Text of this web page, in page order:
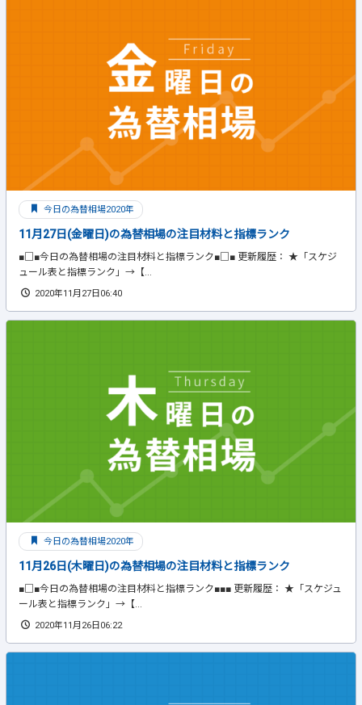
今日の為替相場2020年
11月27日(金曜日)の為替相場の注目材料と指標ランク
■□■今日の為替相場の注目材料と指標ランク■□■ 更新履歴： ★「スケジ
ュール表と指標ランク」→【...
2020年11月27日06:40
今日の為替相場2020年
11月26日(木曜日)の為替相場の注目材料と指標ランク
■□■今日の為替相場の注目材料と指標ランク■■■ 更新履歴： ★「スケジュ
ール表と指標ランク」→【...
2020年11月26日06:22